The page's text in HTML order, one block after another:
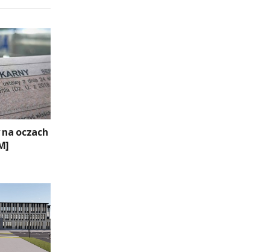
oczach